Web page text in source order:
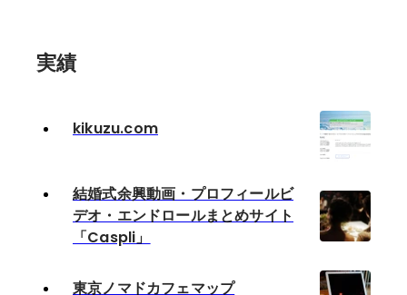
実績
kikuzu.com
結婚式余興動画・プロフィールビ
デオ・エンドロールまとめサイト
「Caspli」
東京ノマドカフェマップ